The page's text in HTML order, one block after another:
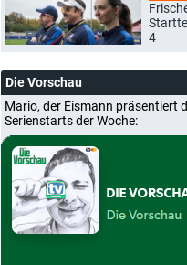
4
Die Vorschau
Mario, der Eismann präsentiert
Serienstarts der Woche: